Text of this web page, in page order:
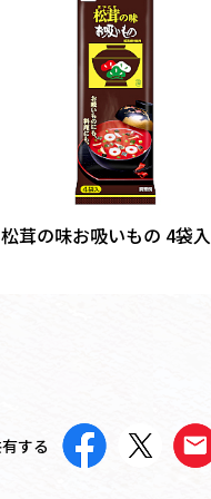
松茸の味お吸いもの 4袋入
する